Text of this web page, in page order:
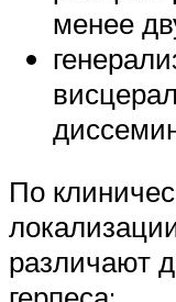
менее
По
различают